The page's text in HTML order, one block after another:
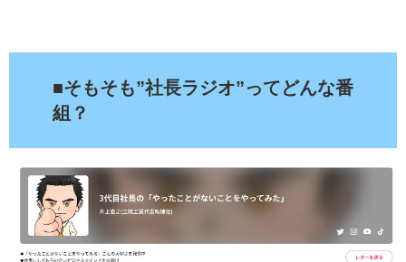
■そもそも”社長ラジオ”ってどんな番
組？